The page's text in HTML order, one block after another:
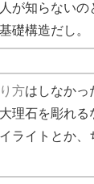
が知らないの
礎構造だし。
方はしなかっ
理石を彫れる
ライトとか、